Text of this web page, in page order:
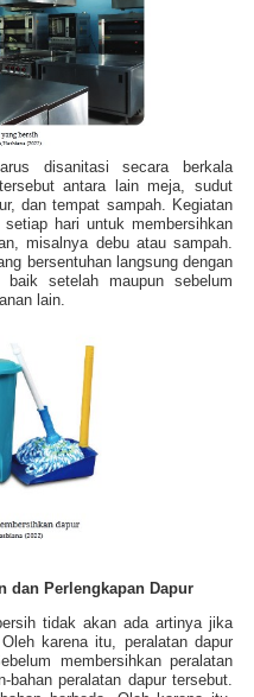
disanitasi secara berkala
antara lain meja, sudut
dan tempat sampah. Kegiatan
hari untuk membersihkan
misalnya debu atau sampah.
bersentuhan langsung dengan
baik setelah maupun sebelum
lain.
dan Perlengkapan Dapur
tidak akan ada artinya jika
karena itu, peralatan dapur
membersihkan peralatan
bahan peralatan dapur tersebut.